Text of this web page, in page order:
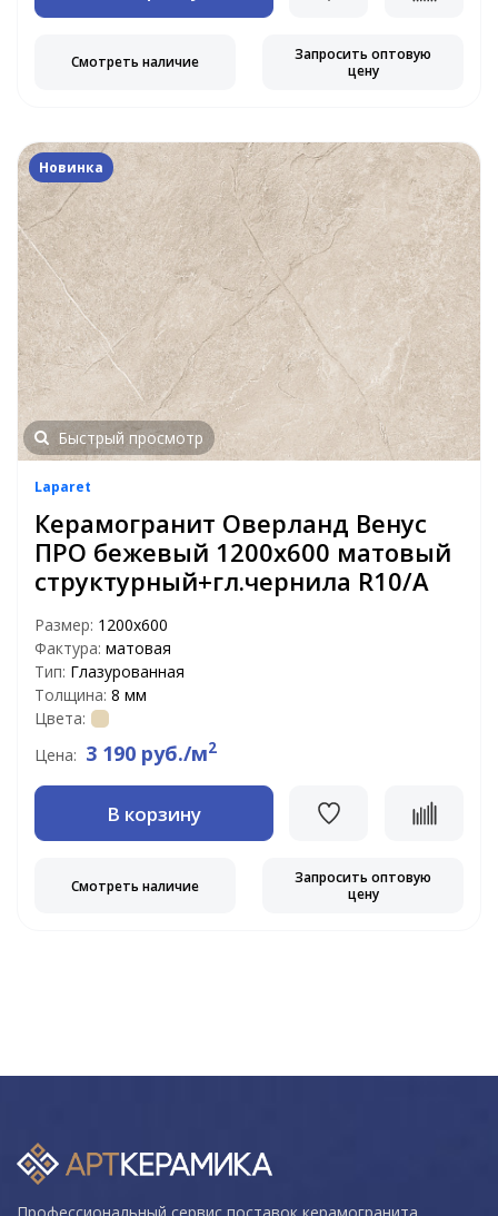
Смотреть наличие
Запросить оптовую
цену
Новинка
Быстрый просмотр
Laparet
Керамогранит Оверланд Венус
ПРО бежевый 1200x600 матовый
структурный+гл.чернила R10/A
Размер: 1200x600
Фактура: матовая
Тип: Глазурованная
Толщина: 8 мм
Цвета:
Цена: 3 190 руб./м2
В корзину
Смотреть наличие
Запросить оптовую
цену